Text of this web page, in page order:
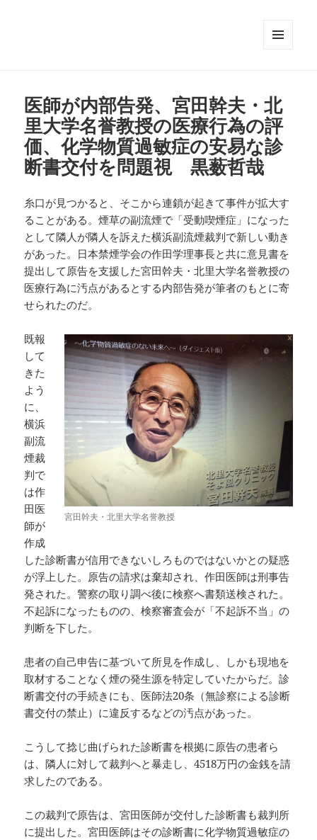
ット
医師が内部告発、宮田幹夫・北
里大学名誉教授の医療行為の評
価、化学物質過敏症の安易な診
断書交付を問題視 黒薮哲哉
糸口が見つかると、そこから連鎖が起きて事件が拡大す
ることがある。煙草の副流煙で「受動喫煙症」になった
として隣人が隣人を訴えた横浜副流煙裁判で新しい動き
があった。日本禁煙学会の作田学理事長と共に意見書を
提出して原告を支援した宮田幹夫・北里大学名誉教授の
医療行為に汚点があるとする内部告発が筆者のもとに寄
せられたのだ。
宮田幹夫・北里大学名誉教授
既報
して
きた
よう
に、
横浜
副流
煙裁
判で
は作
田医
師が
作成
した診断書が信用できないしろものではないかとの疑惑
が浮上した。原告の請求は棄却され、作田医師は刑事告
発された。警察の取り調べ後に検察へ書類送検された。
不起訴になったものの、検察審査会が「不起訴不当」の
判断を下した。
患者の自己申告に基づいて所見を作成し、しかも現地を
取材することなく煙の発生源を特定していたからだ。診
断書交付の手続きにも、医師法20条（無診察による診断
書交付の禁止）に違反するなどの汚点があった。
こうして捻じ曲げられた診断書を根拠に原告の患者ら
は、隣人に対して裁判へと暴走し、4518万円の金銭を請
求したのである。
この裁判で原告は、宮田医師が交付した診断書も裁判所
に提出した。宮田医師はその診断書に化学物質過敏症の